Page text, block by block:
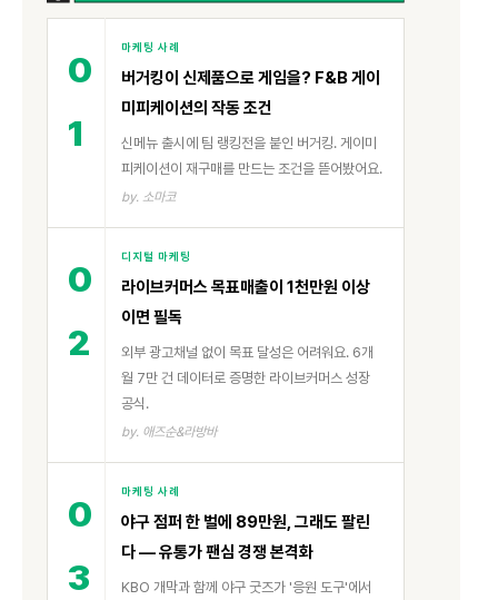
0
1
마케팅 사례
버거킹이 신제품으로 게임을? F&B 게이
미피케이션의 작동 조건
신메뉴 출시에 팀 랭킹전을 붙인 버거킹. 게이미
피케이션이 재구매를 만드는 조건을 뜯어봤어요.
by. 소마코
0
2
디지털 마케팅
라이브커머스 목표매출이 1천만원 이상
이면 필독
외부 광고채널 없이 목표 달성은 어려워요. 6개
월 7만 건 데이터로 증명한 라이브커머스 성장
공식.
by. 애즈순&라방바
0
3
마케팅 사례
야구 점퍼 한 벌에 89만원, 그래도 팔린
다 — 유통가 팬심 경쟁 본격화
KBO 개막과 함께 야구 굿즈가 '응원 도구'에서